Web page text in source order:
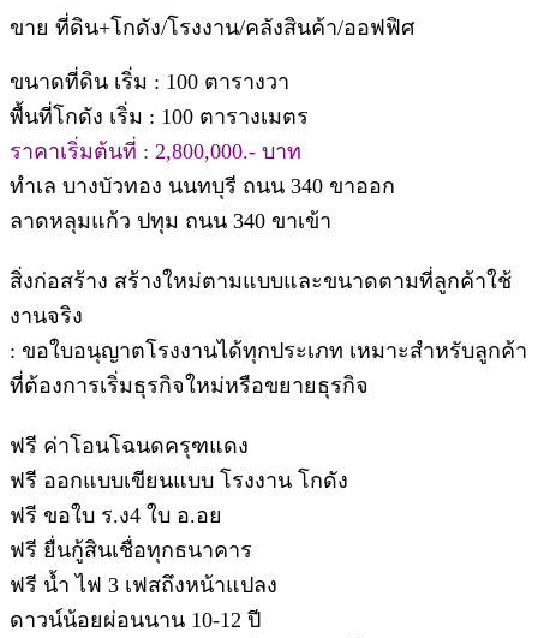
ขาย ที่ดิน+โกดัง/โรงงาน/คลังสินค้า/ออฟฟิศ
ขนาดที่ดิน เริ่ม : 100 ตารางวา
พื้นที่โกดัง เริ่ม : 100 ตารางเมตร
ราคาเริ่มต้นที่ : 2,800,000.- บาท
ทำเล บางบัวทอง นนทบุรี ถนน 340 ขาออก
ลาดหลุมแก้ว ปทุม ถนน 340 ขาเข้า
สิ่งก่อสร้าง สร้างใหม่ตามแบบและขนาดตามที่ลูกค้าใช้
งานจริง
: ขอใบอนุญาตโรงงานได้ทุกประเภท เหมาะสำหรับลูกค้า
ที่ต้องการเริ่มธุรกิจใหม่หรือขยายธุรกิจ
ฟรี ค่าโอนโฉนดครุฑแดง
ฟรี ออกแบบเขียนแบบ โรงงาน โกดัง
ฟรี ขอใบ ร.ง4 ใบ อ.อย
ฟรี ยื่นกู้สินเชื่อทุกธนาคาร
ฟรี น้ำ ไฟ 3 เฟสถึงหน้าแปลง
ดาวน์น้อยผ่อนนาน 10-12 ปี